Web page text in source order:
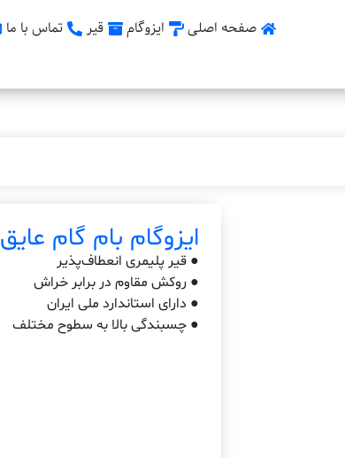
صفحه اصلی ایزوگام قیر تماس با ما
ایزوگام بام گام عایق
● قیر پلیمری انعطاف‌پذیر
● روکش مقاوم در برابر خراش
● دارای استاندارد ملی ایران
● چسبندگی بالا به سطوح مختلف